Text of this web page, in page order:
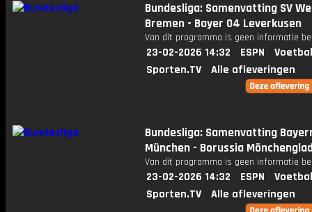
Bundesliga: Samenvatting SV
Bremen - Bayer 04 Leverkusen
Van dit programma is geen informatie
23-02-2026 14:32 ESPN
Sporten.TV
Alle afleveringen
Bundesliga: Samenvatting
München - Borussia
Van dit programma is geen informatie
23-02-2026 14:32 ESPN
Sporten.TV
Alle afleveringen